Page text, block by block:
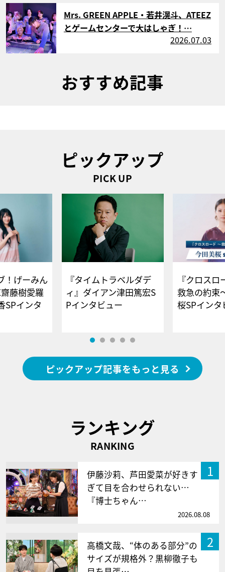
サムネイル
Mrs. GREEN APPLE・若井滉斗、ATEEZ
とゲームセンターで大はしゃぎ！…
2026.07.03
おすすめ記事
ピックアップ
PICK UP
！げーみん
藤樹愛羅
SPインタ
『タイムトラベルダデ
ィ』ダイアン津田篤宏S
Pインタビュー
『クロス
救急の約束
桜SPイ
ピックアップ記事をもっと見る
ランキング
RANKING
1
伊藤沙莉、芦田愛菜が好きす
ぎて目を合わせられない…
『博士ちゃん…
2026.08.08
2
高橋文哉、“体のある部分”の
サイズが規格外？黒柳徹子も